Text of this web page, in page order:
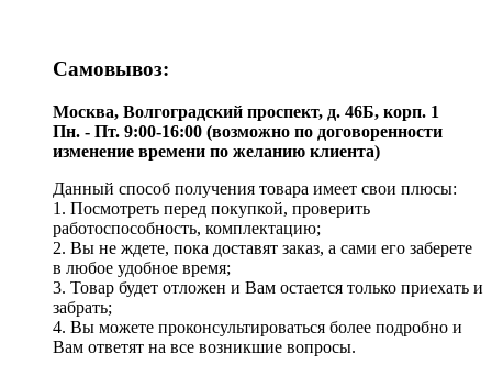
Самовывоз:
Москва, Волгоградский проспект, д. 46Б, корп. 1
Пн. - Пт. 9:00-16:00 (возможно по договоренности
изменение времени по желанию клиента)
Данный способ получения товара имеет свои плюсы:
1. Посмотреть перед покупкой, проверить
работоспособность, комплектацию;
2. Вы не ждете, пока доставят заказ, а сами его заберете
в любое удобное время;
3. Товар будет отложен и Вам остается только приехать и
забрать;
4. Вы можете проконсультироваться более подробно и
Вам ответят на все возникшие вопросы.